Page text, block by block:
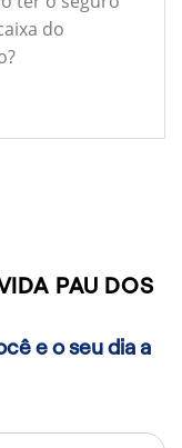
do
PAU DOS
e o seu dia a